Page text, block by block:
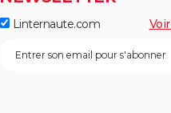
Linternaute.com